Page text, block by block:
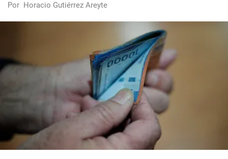
Por Horacio Gutiérrez Areyte